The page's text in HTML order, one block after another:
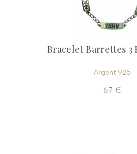
Bracelet Barrettes 3
Argent 925
67 €